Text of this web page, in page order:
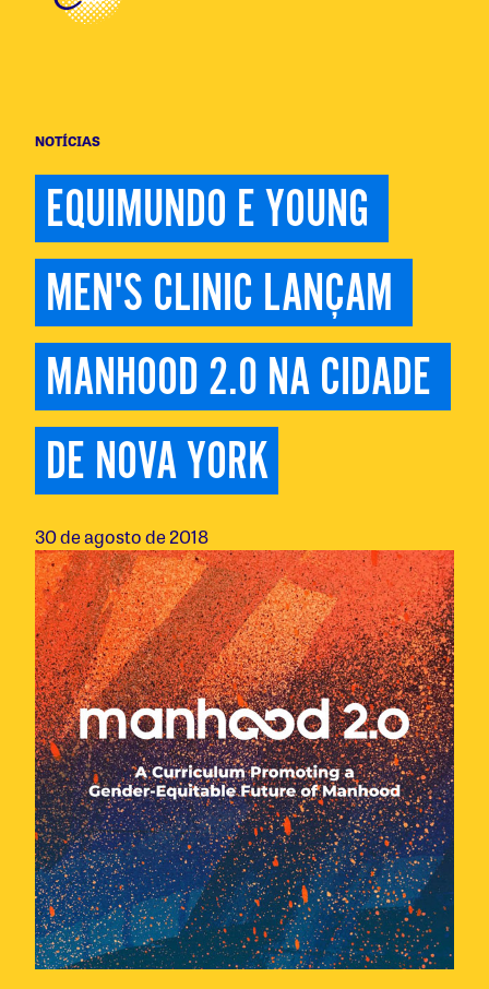
NOTÍCIAS
EQUIMUNDO E YOUNG
MEN'S CLINIC LANÇAM
MANHOOD 2.0 NA CIDADE
DE NOVA YORK
30 de agosto de 2018